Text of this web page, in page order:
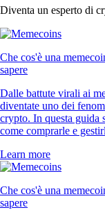
Diventa un esperto di
Che cos'è una
sapere
Dalle battute virali ai
diventate uno dei
crypto. In questa guida
come comprarle e
Learn more
Che cos'è una
sapere